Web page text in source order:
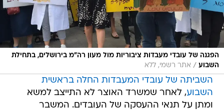
הפגנה של עובדי מעבדות ציבוריות מול מעון רה"מ בירושלים, בתחילת
השבוע / אתר רשמי, ללא
השביתה של עובדי המעבדות החלה בראשית
השבוע, לאחר שמשרד האוצר לא התייצב למשא
ומתן על תנאי ההעסקה של העובדים. המשבר